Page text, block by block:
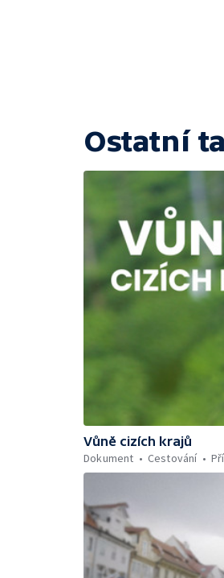
Ostatní
Vůně cizích krajů
Dokument
Cestování